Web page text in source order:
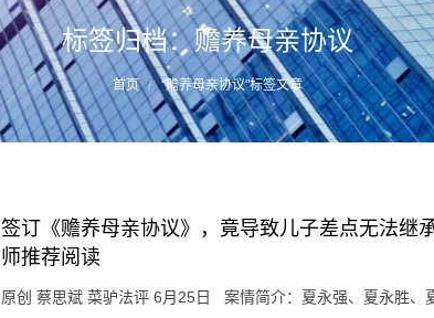
标签归档：赡养母亲协议
首页 "赡养母亲协议"标签文章
签订《赡养母亲协议》，竟导致儿子差点无法
师推荐阅读
原创 蔡思斌 菜驴法评 6月25日 案情简介：夏永强、夏永胜、